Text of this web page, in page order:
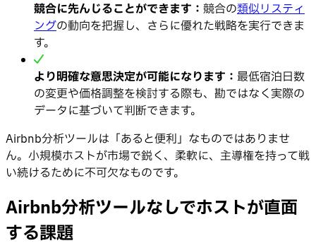
競合に先んじることができます： 競合の類似リスティ
ングの動向を把握し、さらに優れた戦略を実行できま
す。
より明確な意思決定が可能になります： 最低宿泊日数
の変更や価格調整を検討する際も、勘ではなく実際の
データに基づいて判断できます。
Airbnb分析ツールは「あると便利」なものではありませ
ん。小規模ホストが市場で鋭く、柔軟に、主導権を持って戦
い続けるために不可欠なものです。
Airbnb分析ツールなしでホストが直面
する課題